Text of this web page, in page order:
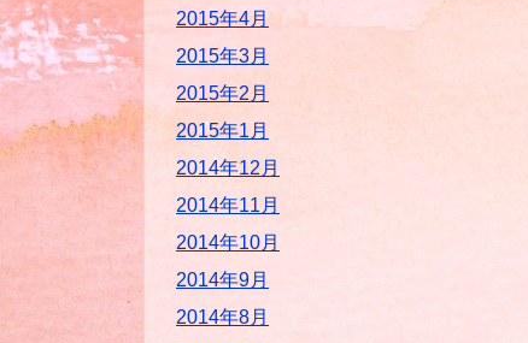
2015年4月
2015年3月
2015年2月
2015年1月
2014年12月
2014年11月
2014年10月
2014年9月
2014年8月